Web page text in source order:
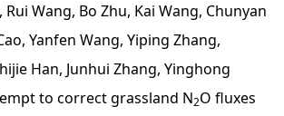
Rui Wang, Bo Zhu, Kai Wang, Chunyan
Yanfen Wang, Yiping Zhang,
Han, Junhui Zhang, Yinghong
to correct grassland N2O fluxes